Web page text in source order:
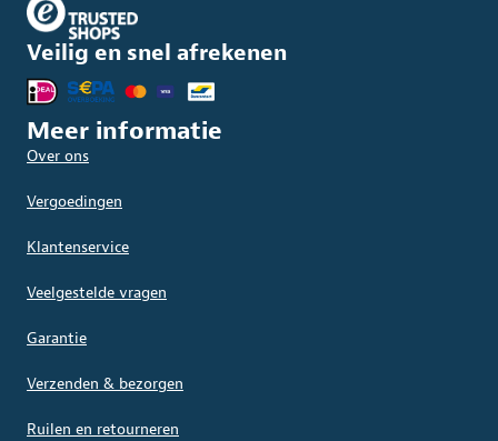
Veilig en snel afrekenen
Meer informatie
Over ons
Vergoedingen
Klantenservice
Veelgestelde vragen
Garantie
Verzenden & bezorgen
Ruilen en retourneren